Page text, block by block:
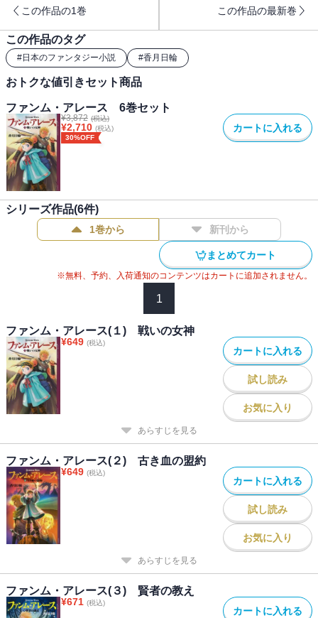
この作品の1巻 この作品の最新巻
この作品のタグ
#日本のファンタジー小説 #香月日輪
おトクな値引きセット商品
ファンム・アレース 6巻セット
¥3,872 (税込)
¥2,710 (税込)
30%OFF
カートに入れる
シリーズ作品(6件)
1巻から 新刊から
まとめてカート
※無料、予約、入荷通知のコンテンツはカートに追加されません。
1
ファンム・アレース(１) 戦いの女神
¥649 (税込)
カートに入れる
試し読み
お気に入り
あらすじを見る
ファンム・アレース(２) 古き血の盟約
¥649 (税込)
カートに入れる
試し読み
お気に入り
あらすじを見る
ファンム・アレース(３) 賢者の教え
¥671 (税込)
カートに入れる